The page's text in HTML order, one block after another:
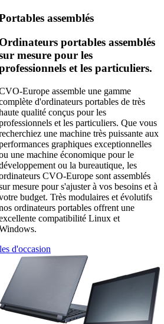
assemblés
Ordinateurs portables assemblés
mesure pour les
et les particuliers.
Europe assemble une gamme
d'ordinateurs portables de très
qualité conçus pour les
et les particuliers. Que vous
une machine très puissante aux
graphiques exceptionnelles
une machine économique pour le
ou la bureautique, les
CVO-Europe sont assemblés
mesure pour s'ajuster à vos besoins et à
budget. Très modulaires et évolutifs
ordinateurs portables offrent une
compatibilité Linux et
d'occasion